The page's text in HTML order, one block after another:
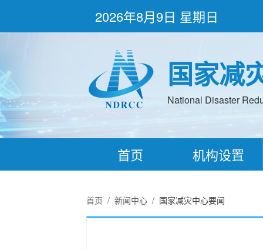
2026年8月9日 星期日
国家减
National Disaster
首页 机构设置
首页 / 新闻中心/ 国家减灾中心要闻